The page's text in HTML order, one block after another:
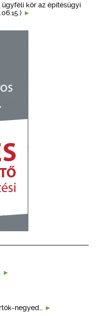
ügyféli kör az építésügyi
negyed…